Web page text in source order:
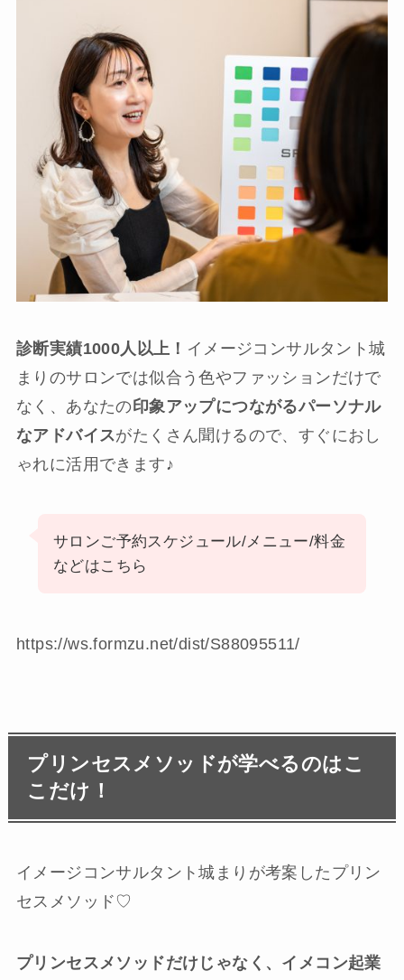
診断実績1000人以上！ イメージコンサルタント城
まりのサロンでは似合う色やファッションだけで
なく、あなたの印象アップにつながるパーソナル
なアドバイスがたくさん聞けるので、すぐにおし
ゃれに活用できます♪
サロンご予約スケジュール/メニュー/料金
などはこちら
https://ws.formzu.net/dist/S88095511/
プリンセスメソッドが学べるのはこ
こだけ！
イメージコンサルタント城まりが考案したプリン
セスメソッド♡
プリンセスメソッドだけじゃなく、イメコン起業